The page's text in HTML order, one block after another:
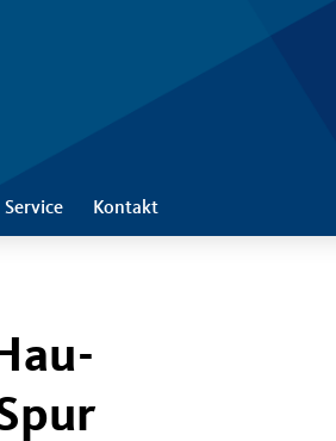
Service Kontakt